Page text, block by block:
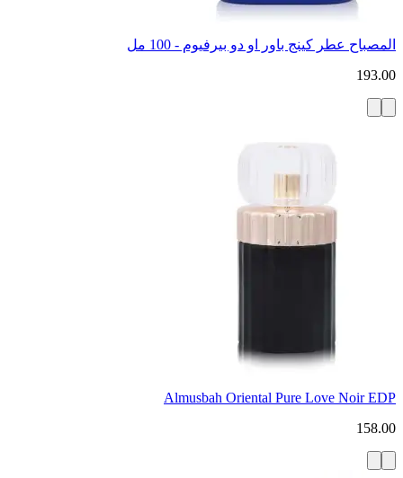
المصباح عطر كينج باور او دو بيرفيوم - 100 مل
193.00
Almusbah Oriental Pure Love Noir EDP
158.00